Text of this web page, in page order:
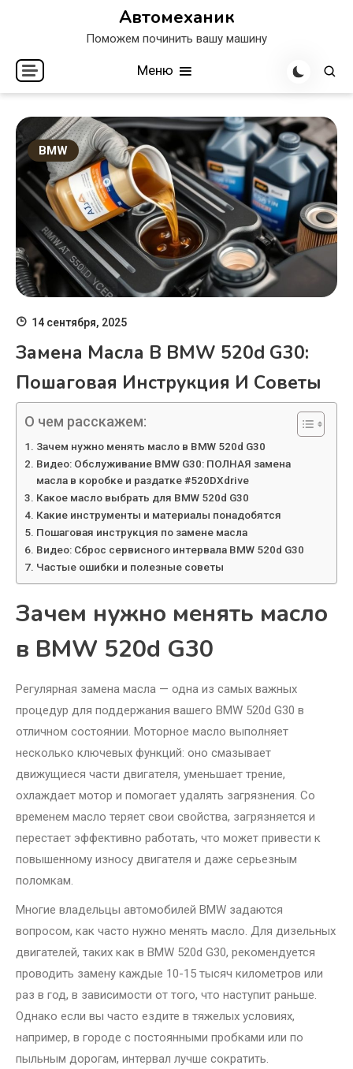
Автомеханик
Поможем починить вашу машину
Меню
BMW
14 сентября, 2025
Замена Масла В BMW 520d G30:
Пошаговая Инструкция И Советы
О чем расскажем:
Зачем нужно менять масло в BMW 520d G30
Видео: Обслуживание BMW G30: ПОЛНАЯ замена
масла в коробке и раздатке #520DXdrive
Какое масло выбрать для BMW 520d G30
Какие инструменты и материалы понадобятся
Пошаговая инструкция по замене масла
Видео: Сброс сервисного интервала BMW 520d G30
Частые ошибки и полезные советы
Зачем нужно менять масло
в BMW 520d G30
Регулярная замена масла — одна из самых важных
процедур для поддержания вашего BMW 520d G30 в
отличном состоянии. Моторное масло выполняет
несколько ключевых функций: оно смазывает
движущиеся части двигателя, уменьшает трение,
охлаждает мотор и помогает удалять загрязнения. Со
временем масло теряет свои свойства, загрязняется и
перестает эффективно работать, что может привести к
повышенному износу двигателя и даже серьезным
поломкам.
Многие владельцы автомобилей BMW задаются
вопросом, как часто нужно менять масло. Для дизельных
двигателей, таких как в BMW 520d G30, рекомендуется
проводить замену каждые 10-15 тысяч километров или
раз в год, в зависимости от того, что наступит раньше.
Однако если вы часто ездите в тяжелых условиях,
например, в городе с постоянными пробками или по
пыльным дорогам, интервал лучше сократить.